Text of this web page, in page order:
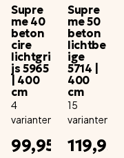
Supre
me 40
beton
cire
lichtgri
js 5965
| 400
cm
4
varianten
99,95
per aantal
Supre
me 50
beton
lichtbe
ige
5714 |
400
cm
15
varianten
119,95